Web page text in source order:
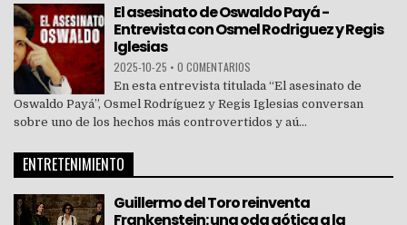
El asesinato de Oswaldo Payá -
Entrevista con Osmel Rodriguez y Regis
Iglesias
2025-10-25 • 0 COMENTARIOS
En esta entrevista titulada “El asesinato de
Oswaldo Payá”, Osmel Rodríguez y Regis Iglesias conversan
sobre uno de los hechos más controvertidos y aú...
ENTRETENIMIENTO
Guillermo del Toro reinventa
Frankenstein: una oda gótica a la